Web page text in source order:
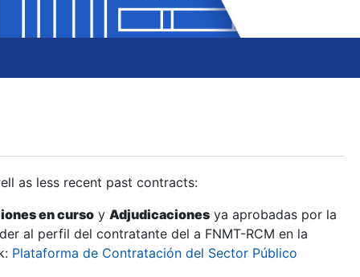
as less recent past contracts:
en curso y Adjudicaciones ya aprobadas por la
al perfil del contratante del a FNMT-RCM en la
Plataforma de Contratación del Sector Público